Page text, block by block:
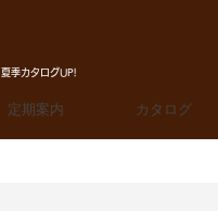
夏季カタログUP!
定期案内 カタログ